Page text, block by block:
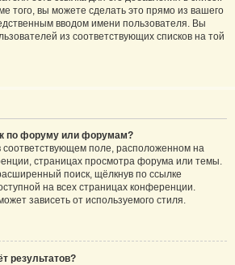
того, вы можете сделать это прямо из вашего
вводом имени пользователя. Вы
из соответствующих списков на той
по форуму или форумам?
соответствующем поле, расположенном на
страницах просмотра форума или темы.
поиск, щёлкнув по ссылке
на всех страницах конференции.
зависеть от используемого стиля.
результатов?